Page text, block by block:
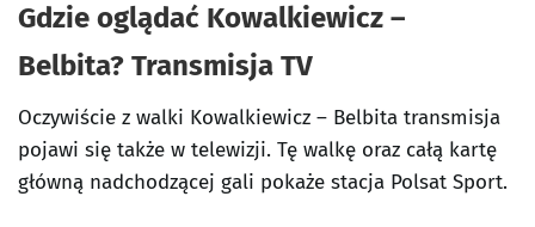
Gdzie oglądać Kowalkiewicz –
Belbita? Transmisja TV
Oczywiście z walki Kowalkiewicz – Belbita transmisja
pojawi się także w telewizji. Tę walkę oraz całą kartę
główną nadchodzącej gali pokaże stacja Polsat Sport.